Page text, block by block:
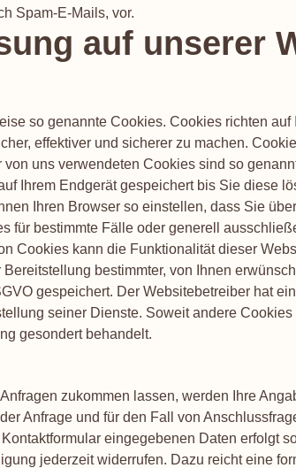
Spam-E-Mails, vor.
auf unserer
so genannte Cookies. Cookies richten
effektiver und sicherer zu machen.
uns verwendeten Cookies sind so
Ihrem Endgerät gespeichert bis Sie diese
Ihren Browser so einstellen, dass Sie
für bestimmte Fälle oder generell
Cookies kann die Funktionalität dieser
bestimmter, von Ihnen
gespeichert. Der Websitebetreiber hat
seiner Dienste. Soweit andere
gesondert behandelt.
zukommen lassen, werden Ihre
Anfrage und für den Fall von
eingegebenen Daten erfolgt
jederzeit widerrufen. Dazu reicht eine